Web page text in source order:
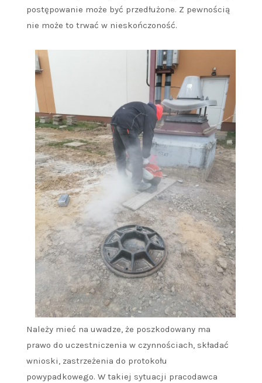
postępowanie może być przedłużone. Z pewnością
nie może to trwać w nieskończoność.
Należy mieć na uwadze, że poszkodowany ma
prawo do uczestniczenia w czynnościach, składać
wnioski, zastrzeżenia do protokołu
powypadkowego. W takiej sytuacji pracodawca